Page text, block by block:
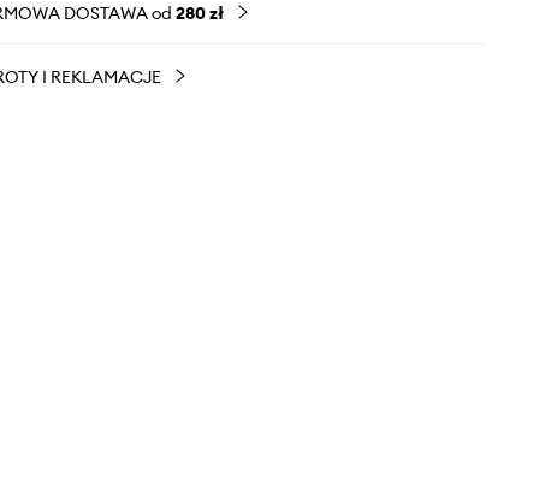
DOSTAWA od 280 zł
I REKLAMACJE